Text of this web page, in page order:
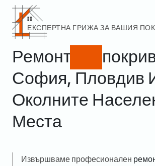
ЕКСПЕРТНА ГРИЖА ЗА ВАШИЯ
Ремонт
София, Пловдив
Околните
Места
Извършваме професионален